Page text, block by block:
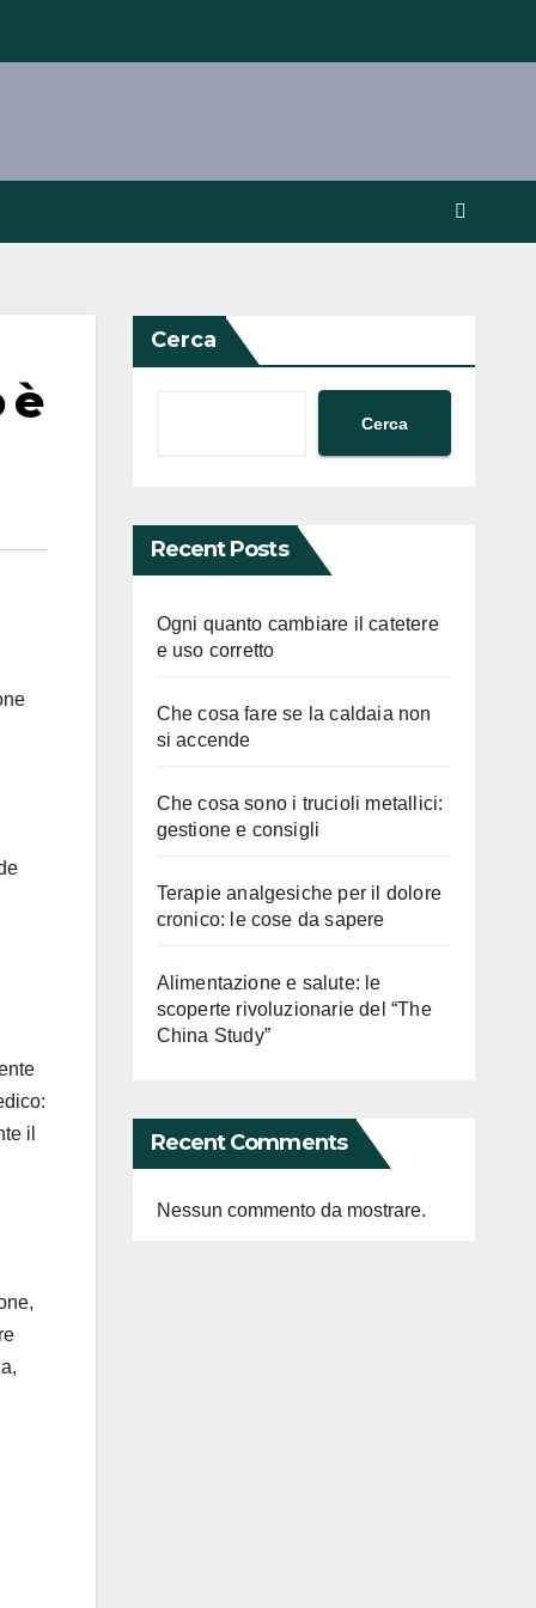
è
il
Cerca
Cerca
Recent Posts
Ogni quanto cambiare il catetere
e uso corretto
Che cosa fare se la caldaia non
si accende
Che cosa sono i trucioli metallici:
gestione e consigli
Terapie analgesiche per il dolore
cronico: le cose da sapere
Alimentazione e salute: le
scoperte rivoluzionarie del “The
China Study”
Recent Comments
Nessun commento da mostrare.